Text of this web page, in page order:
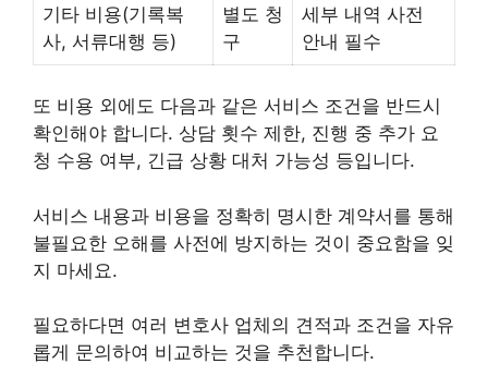
기타 비용(기록복
사, 서류대행 등)
별도 청
구
세부 내역 사전
안내 필수
또 비용 외에도 다음과 같은 서비스 조건을 반드시
확인해야 합니다. 상담 횟수 제한, 진행 중 추가 요
청 수용 여부, 긴급 상황 대처 가능성 등입니다.
서비스 내용과 비용을 정확히 명시한 계약서를 통해
불필요한 오해를 사전에 방지하는 것이 중요함을 잊
지 마세요.
필요하다면 여러 변호사 업체의 견적과 조건을 자유
롭게 문의하여 비교하는 것을 추천합니다.